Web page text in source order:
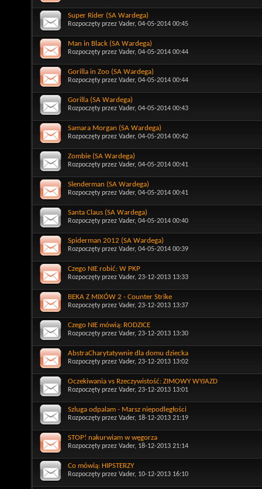
Super Rider (SA Wardega)
Rozpoczęty przez Vader, 04-05-2014 00:45
Man in Black (SA Wardega)
Rozpoczęty przez Vader, 04-05-2014 00:44
Gorilla in Zoo (SA Wardega)
Rozpoczęty przez Vader, 04-05-2014 00:44
Gorilla (SA Wardega)
Rozpoczęty przez Vader, 04-05-2014 00:43
Samara Morgan (SA Wardega)
Rozpoczęty przez Vader, 04-05-2014 00:42
Zombie (SA Wardega)
Rozpoczęty przez Vader, 04-05-2014 00:41
Slenderman (SA Wardega)
Rozpoczęty przez Vader, 04-05-2014 00:41
Santa Claus (SA Wardega)
Rozpoczęty przez Vader, 04-05-2014 00:40
Spiderman 2012 (SA Wardega)
Rozpoczęty przez Vader, 04-05-2014 00:39
Czego NIE robić: W PKP
Rozpoczęty przez Vader, 23-12-2013 13:33
BEKA Z MIXÓW 2 - Counter Strike
Rozpoczęty przez Vader, 23-12-2013 13:37
Czego NIE mówią: RODZICE
Rozpoczęty przez Vader, 23-12-2013 13:30
AbstraCharytatywnie dla domu dziecka
Rozpoczęty przez Vader, 23-12-2013 13:02
Oczekiwania vs Rzeczywistość: ZIMOWY WYJAZD
Rozpoczęty przez Vader, 23-12-2013 13:01
Szluga odpalam - Marsz niepodległości
Rozpoczęty przez Vader, 18-12-2013 21:19
STOP! nakurwiam w węgorza
Rozpoczęty przez Vader, 18-12-2013 21:14
Co mówią: HIPSTERZY
Rozpoczęty przez Vader, 10-12-2013 16:10